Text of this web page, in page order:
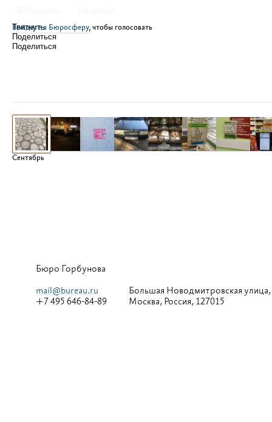
Войдите в Бюросферу, чтобы голосовать
Твитнуть
Поделиться
Поделиться
Сентябрь
Бюро Горбунова
mail@bureau.ru
+7 495 646-84-89
Большая Новодмитровская улица,
Москва, Россия, 127015